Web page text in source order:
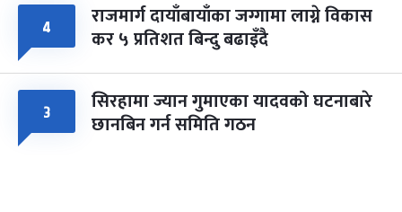
४ राजमार्ग दायाँबायाँका जग्गामा लाग्ने विकास
कर ५ प्रतिशत बिन्दु बढाइँदै
३ सिरहामा ज्यान गुमाएका यादवको घटनाबारे
छानबिन गर्न समिति गठन